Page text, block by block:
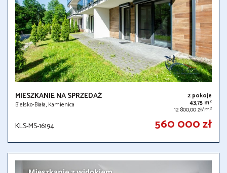
MIESZKANIE NA SPRZEDAŻ
Bielsko-Biała, Kamienica
2 pokoje
43,75 m2
12 800,00 zł/m2
KLS-MS-16194 560 000 zł